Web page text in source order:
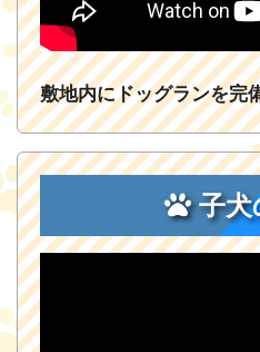
敷地内にドッグランを完
子犬